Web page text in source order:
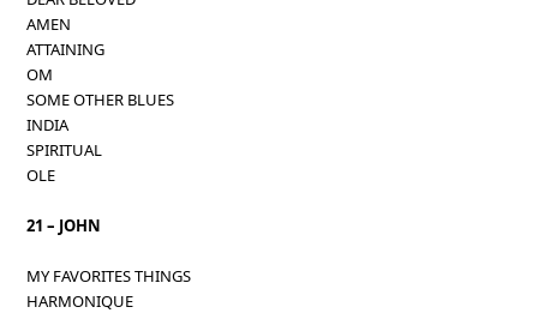
AMEN
ATTAINING
OM
SOME OTHER BLUES
INDIA
SPIRITUAL
OLE
21 – JOHN
MY FAVORITES THINGS
HARMONIQUE